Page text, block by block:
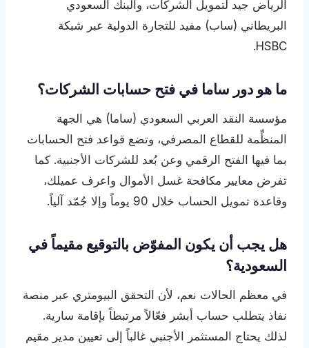
الرياض جيد لتمويل الشركات، والبنك السعودي
البريطاني (ساب) مفيد للتجارة الدولية عبر شبكة
HSBC.
ما هو دور ساما في فتح حسابات الشركات؟
مؤسسة النقد العربي السعودي (ساما) هي الجهة
المنظِّمة للقطاع المصرفي، وتضع قواعد فتح الحسابات
بما فيها الفتح الرقمي وعن بُعد للشركات الأجنبية. كما
تفرض معايير مكافحة غسل الأموال واعرف عميلك،
وقاعدة تمويل الحساب خلال 90 يوماً وإلا جُمّد آلياً.
هل يجب أن يكون المفوّض بالتوقيع مقيماً في
السعودية؟
في معظم الحالات نعم، لأن التحقق البيومتري عبر منصة
نفاذ يتطلب حساب أبشر فعّالاً مرتبطاً بإقامة سارية.
لذلك يحتاج المستثمر الأجنبي غالباً إلى تعيين مدير مقيم